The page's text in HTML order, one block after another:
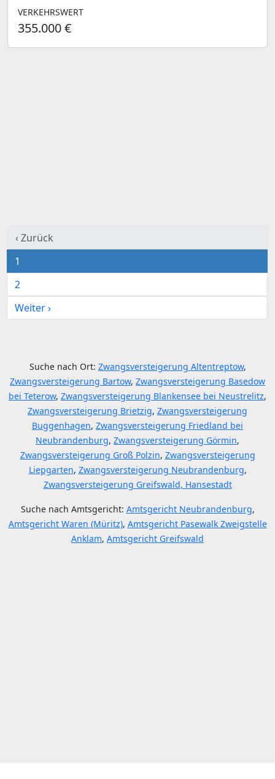
VERKEHRSWERT
355.000 €
‹ Zurück
1
2
Weiter ›
Suche nach Ort: Zwangsversteigerung Altentreptow,
Zwangsversteigerung Bartow, Zwangsversteigerung Basedow
bei Teterow, Zwangsversteigerung Blankensee bei Neustrelitz,
Zwangsversteigerung Brietzig, Zwangsversteigerung
Buggenhagen, Zwangsversteigerung Friedland bei
Neubrandenburg, Zwangsversteigerung Görmin,
Zwangsversteigerung Groß Polzin, Zwangsversteigerung
Liepgarten, Zwangsversteigerung Neubrandenburg,
Zwangsversteigerung Greifswald, Hansestadt
Suche nach Amtsgericht: Amtsgericht Neubrandenburg,
Amtsgericht Waren (Müritz), Amtsgericht Pasewalk Zweigstelle
Anklam, Amtsgericht Greifswald